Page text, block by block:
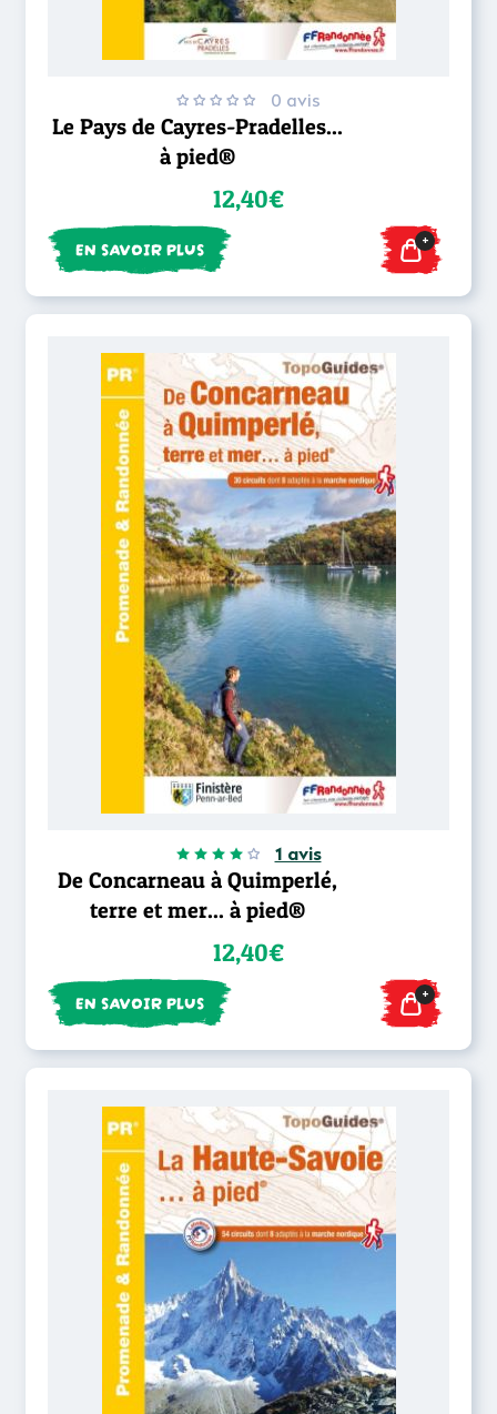
0 avis
Le Pays de Cayres-Pradelles...
à pied®
12,40€
EN SAVOIR PLUS +
1 avis
De Concarneau à Quimperlé,
terre et mer... à pied®
12,40€
EN SAVOIR PLUS +